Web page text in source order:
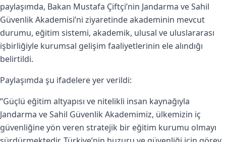
paylaşımda, Bakan Mustafa Çiftçi’nin Jandarma ve Sahil
Güvenlik Akademisi’ni ziyaretinde akademinin mevcut
durumu, eğitim sistemi, akademik, ulusal ve uluslararası
işbirliğiyle kurumsal gelişim faaliyetlerinin ele alındığı
belirtildi.
Paylaşımda şu ifadelere yer verildi:
“Güçlü eğitim altyapısı ve nitelikli insan kaynağıyla
Jandarma ve Sahil Güvenlik Akademimiz, ülkemizin iç
güvenliğine yön veren stratejik bir eğitim kurumu olmayı